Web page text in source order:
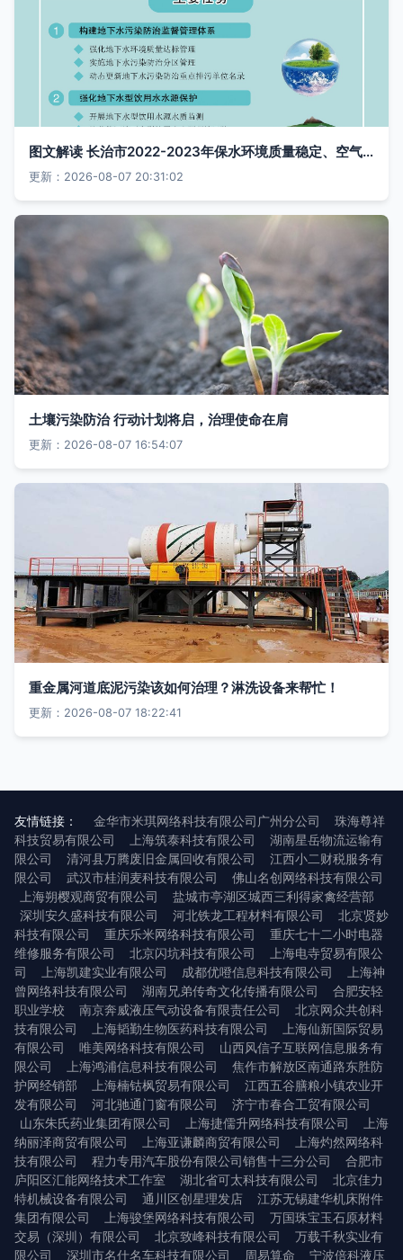
图文解读 长治市2022-2023年保水环境质量稳定、空气质量再提升和土壤、地下水污染防治行动计划——土壤污染治理重点
更新：2026-08-07 20:31:02
土壤污染防治 行动计划将启，治理使命在肩
更新：2026-08-07 16:54:07
重金属河道底泥污染该如何治理？淋洗设备来帮忙！
更新：2026-08-07 18:22:41
友情链接： 金华市米琪网络科技有限公司广州分公司
珠海尊祥
科技贸易有限公司
上海筑泰科技有限公司
湖南星岳物流运输有
限公司
清河县万腾废旧金属回收有限公司
江西小二财税服务有
限公司
武汉市桂润麦科技有限公司
佛山名创网络科技有限公司
上海朔樱观商贸有限公司
盐城市亭湖区城西三利得家禽经营部
深圳安久盛科技有限公司
河北铁龙工程材料有限公司
北京贤妙
科技有限公司
重庆乐米网络科技有限公司
重庆七十二小时电器
维修服务有限公司
北京闪坑科技有限公司
上海电寺贸易有限公
司
上海凯建实业有限公司 成都优噔信息科技有限公司
上海神
曾网络科技有限公司
湖南兄弟传奇文化传播有限公司
合肥安轻
职业学校
南京奔威液压气动设备有限责任公司
北京网众共创科
技有限公司
上海韬勤生物医药科技有限公司
上海仙新国际贸易
有限公司
唯美网络科技有限公司
山西风信子互联网信息服务有
限公司
上海鸿浦信息科技有限公司
焦作市解放区南通路东胜防
护网经销部
上海楠钴枫贸易有限公司
江西五谷膳粮小镇农业开
发有限公司
河北驰通门窗有限公司
济宁市春合工贸有限公司
山东朱氏药业集团有限公司
上海捷儒升网络科技有限公司
上海
纳丽泽商贸有限公司
上海亚谦麟商贸有限公司
上海灼然网络科
技有限公司
程力专用汽车股份有限公司销售十三分公司
合肥市
庐阳区汇能网络技术工作室
湖北省可太科技有限公司
北京佳力
特机械设备有限公司
通川区创星理发店
江苏无锡建华机床附件
集团有限公司
上海骏堡网络科技有限公司
万国珠宝玉石原材料
交易（深圳）有限公司
北京致峰科技有限公司
万载千秋实业有
限公司
深圳市名仕名车科技有限公司 周易算命 宁波倍科液压